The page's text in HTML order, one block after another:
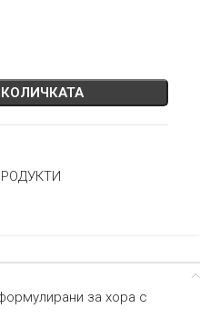
за хора с